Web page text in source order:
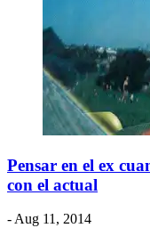
Pensar en el ex
con el actual
- Aug 11, 2014